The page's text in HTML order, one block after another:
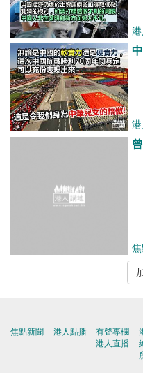
焦點新聞 港人點播
有聲專欄
港人直播